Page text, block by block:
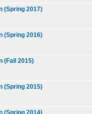
(Spring 2017)
(Spring 2016)
(Fall 2015)
(Spring 2015)
(Spring 2014)